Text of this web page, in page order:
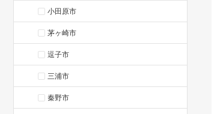
小田原市
茅ヶ崎市
逗子市
三浦市
秦野市